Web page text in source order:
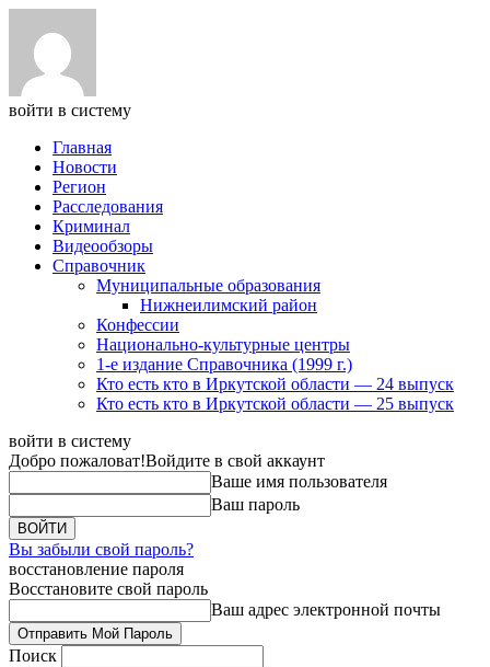
войти в систему
Главная
Новости
Регион
Расследования
Криминал
Видеообзоры
Справочник
Муниципальные образования
Нижнеилимский район
Конфессии
Национально-культурные центры
1-е издание Справочника (1999 г.)
Кто есть кто в Иркутской области — 24 выпуск
Кто есть кто в Иркутской области — 25 выпуск
войти в систему
Добро пожаловат!Войдите в свой аккаунт
Ваше имя пользователя
Ваш пароль
Вы забыли свой пароль?
восстановление пароля
Восстановите свой пароль
Ваш адрес электронной почты
Поиск